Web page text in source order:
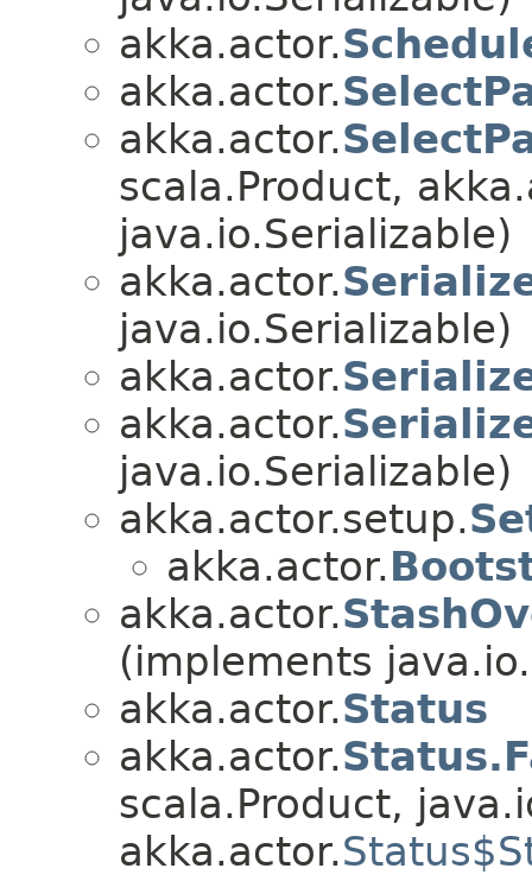
akka.actor.
akka.actor.
akka.actor.
scala.Product,
java.io.Serializable)
akka.actor.
java.io.Serializable)
akka.actor.
akka.actor.
java.io.Serializable)
akka.actor.setup.
akka.actor.
akka.actor.
(implements
akka.actor.Status
akka.actor.
scala.Product,
akka.actor.